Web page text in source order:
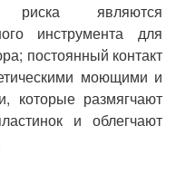
риска являются
инструмента для
постоянный контакт
моющими и
которые размягчают
и облегчают